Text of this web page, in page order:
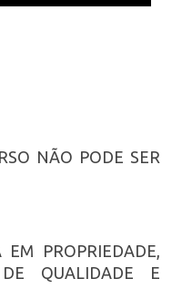
NÃO PODE SER
EM PROPRIEDADE,
QUALIDADE E